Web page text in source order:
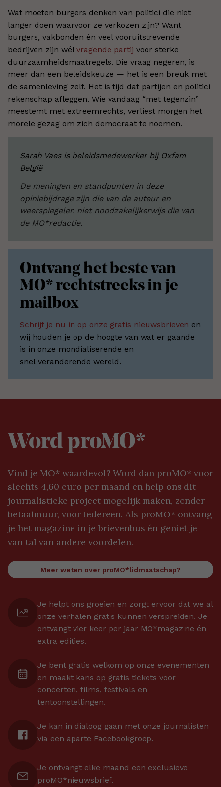
Wat moeten burgers denken van politici die niet
langer doen waarvoor ze verkozen zijn? Want
burgers, vakbonden én veel vooruitstrevende
bedrijven zijn wél vragende partij voor sterke
duurzaamheidsmaatregels. Die vraag negeren, is
meer dan een beleidskeuze — het is een breuk met
de samenleving zelf. Het is tijd dat partijen en politici
rekenschap afleggen. Wie vandaag “met tegenzin”
meestemt met extreemrechts, verliest morgen het
morele gezag om zich democraat te noemen.
Sarah Vaes is beleidsmedewerker bij Oxfam
België
De meningen en standpunten in deze
opiniebijdrage zijn die van de auteur en
weerspiegelen niet noodzakelijkerwijs die van
de MO*redactie.
Ontvang het beste van
MO* rechtstreeks in je
mailbox
Schrijf je nu in op onze gratis nieuwsbrieven en
wij houden je op de hoogte van wat er gaande
is in onze mondialiserende en
snel veranderende wereld.
Word proMO*
Vind je MO* waardevol? Word dan proMO* voor
slechts 4,60 euro per maand en help ons dit
journalistieke project mogelijk maken, zonder
betaalmuur, voor iedereen. Als proMO* ontvang
je het magazine in je brievenbus én geniet je
van tal van andere voordelen.
Meer weten over proMO*lidmaatschap?
Je helpt ons groeien en zorgt ervoor dat we al
onze verhalen gratis kunnen verspreiden. Je
ontvangt vier keer per jaar MO*magazine én
extra edities.
Je bent gratis welkom op onze evenementen
en maakt kans op gratis tickets voor
concerten, films, festivals en
tentoonstellingen.
Je kan in dialoog gaan met onze journalisten
via een aparte Facebookgroep.
Je ontvangt elke maand een exclusieve
proMO*nieuwsbrief.